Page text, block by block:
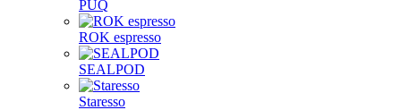
PUQ
ROK espresso
SEALPOD
Staresso